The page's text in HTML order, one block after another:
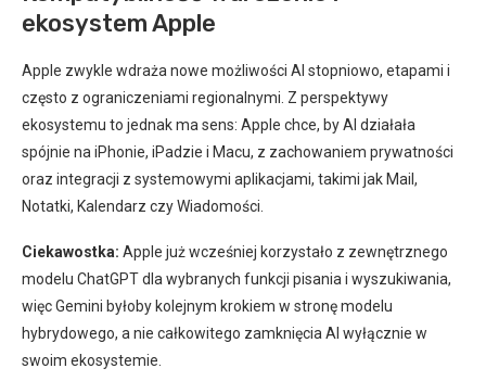
ekosystem Apple
Apple zwykle wdraża nowe możliwości AI stopniowo, etapami i
często z ograniczeniami regionalnymi. Z perspektywy
ekosystemu to jednak ma sens: Apple chce, by AI działała
spójnie na iPhonie, iPadzie i Macu, z zachowaniem prywatności
oraz integracji z systemowymi aplikacjami, takimi jak Mail,
Notatki, Kalendarz czy Wiadomości.
Ciekawostka: Apple już wcześniej korzystało z zewnętrznego
modelu ChatGPT dla wybranych funkcji pisania i wyszukiwania,
więc Gemini byłoby kolejnym krokiem w stronę modelu
hybrydowego, a nie całkowitego zamknięcia AI wyłącznie w
swoim ekosystemie.